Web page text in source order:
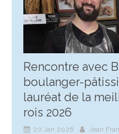
Rencontre avec
boulanger-
lauréat de la
rois 2026
20 Jan 2026
Jean